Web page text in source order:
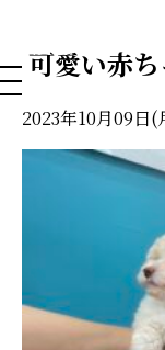
NAHA DOG
可愛い赤
2023年10月09日(